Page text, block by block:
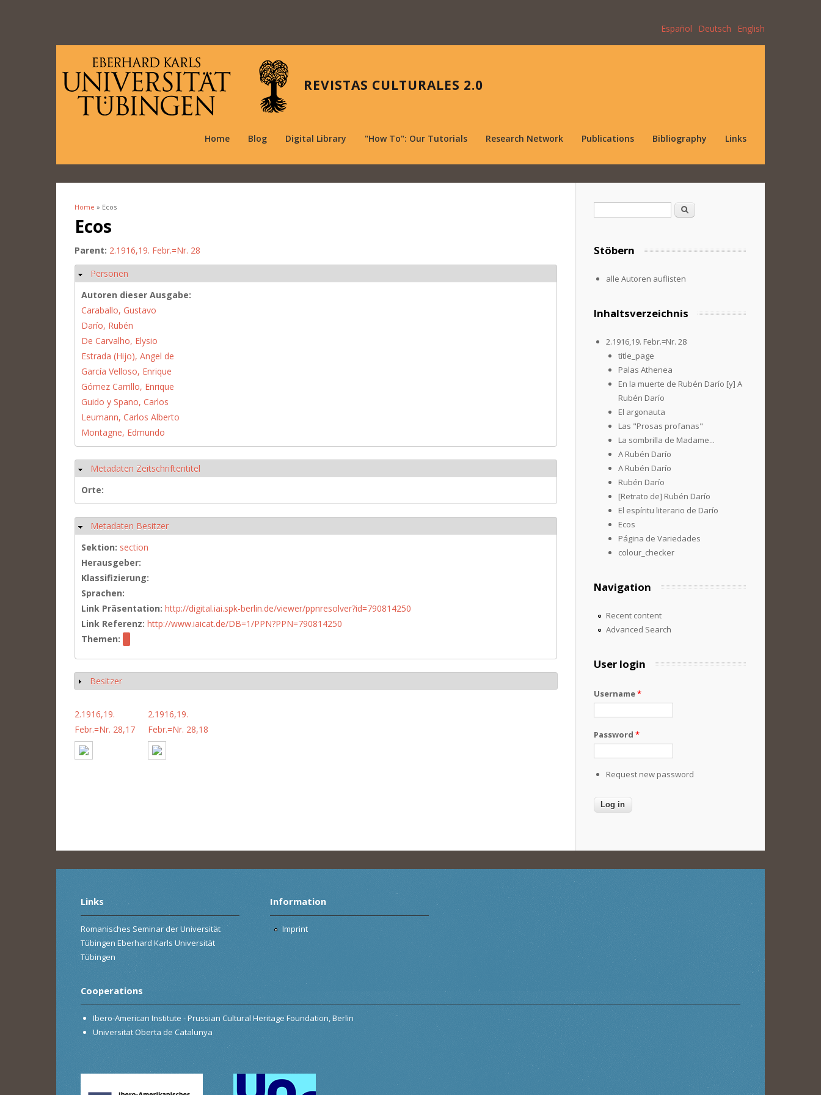
Español Deutsch English
REVISTAS CULTURALES 2.0
Home Blog Digital Library "How To": Our Tutorials Research Network Publications Bibliography Links
You are here
Home » Ecos
Ecos
Parent: 2.1916,19. Febr.=Nr. 28
Hide
Personen
Autoren dieser Ausgabe:
Caraballo, Gustavo
Darío, Rubén
De Carvalho, Elysio
Estrada (Hijo), Angel de
García Velloso, Enrique
Gómez Carrillo, Enrique
Guido y Spano, Carlos
Leumann, Carlos Alberto
Montagne, Edmundo
Hide
Metadaten Zeitschriftentitel
Orte:
Hide
Metadaten Besitzer
Sektion: section
Herausgeber:
Klassifizierung:
Sprachen:
Link Präsentation: http://digital.iai.spk-berlin.de/viewer/ppnresolver?id=790814250
Link Referenz: http://www.iaicat.de/DB=1/PPN?PPN=790814250
Themen:
Show
Besitzer
2.1916,19.
Febr.=Nr. 28,17
2.1916,19.
Febr.=Nr. 28,18
Search
Stöbern
alle Autoren auflisten
Inhaltsverzeichnis
2.1916,19. Febr.=Nr. 28
title_page
Palas Athenea
En la muerte de Rubén Darío [y] A
Rubén Darío
El argonauta
Las "Prosas profanas"
La sombrilla de Madame...
A Rubén Darío
A Rubén Darío
Rubén Darío
[Retrato de] Rubén Darío
El espíritu literario de Darío
Ecos
Página de Variedades
colour_checker
Navigation
Recent content
Advanced Search
User login
Username*
Password *
Request new password
Links
Romanisches Seminar der Universität
Tübingen Eberhard Karls Universität
Tübingen
Information
Imprint
Cooperations
Ibero-American Institute - Prussian Cultural Heritage Foundation, Berlin
Universitat Oberta de Catalunya